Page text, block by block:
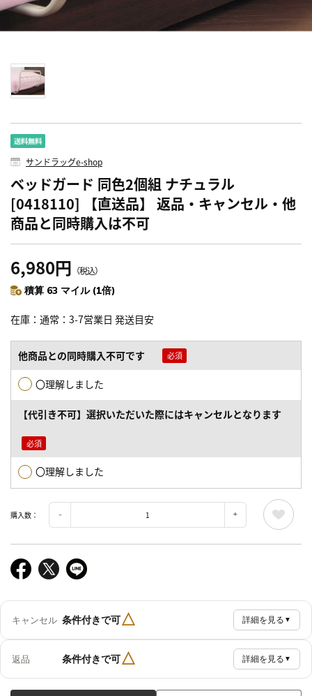
サンドラッグe-shop
ベッドガード 同色2個組 ナチュラル
[0418110] 【直送品】 返品・キャンセル・他
商品と同時購入は不可
6,980円 （税込）
積算 63 マイル (1倍)
在庫 通常：3-7営業日 発送目安
他商品との同時購入不可です
〇理解しました
【代引き不可】選択いただいた際にはキャンセルとなります
〇理解しました
購入数：
キャンセル 条件付きで可△ 詳細を見る ▼
返品 条件付きで可△ 詳細を見る ▼